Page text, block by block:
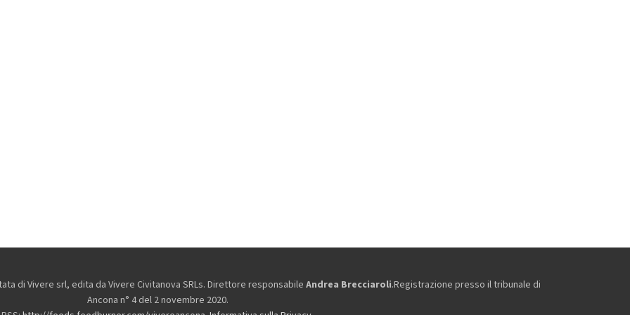
di Vivere srl, edita da Vivere Civitanova SRLs. Direttore responsabile Andrea Brecciaroli.Registrazione presso il tribunale di
Ancona n° 4 del 2 novembre 2020.